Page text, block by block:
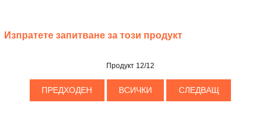
Изпратете запитване за този продукт
Продукт 12/12
ПРЕДХОДЕН ВСИЧКИ СЛЕДВАЩ